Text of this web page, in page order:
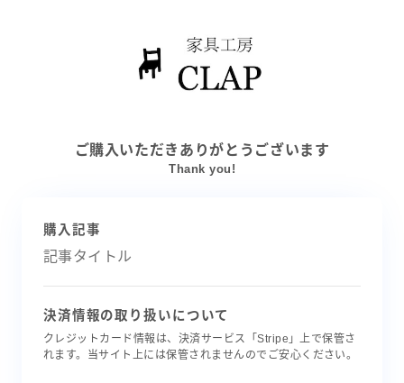
ご購入いただきありがとうございます
Thank you!
購入記事
記事タイトル
決済情報の取り扱いについて
クレジットカード情報は、決済サービス「Stripe」上で保管さ
れます。当サイト上には保管されませんのでご安心ください。